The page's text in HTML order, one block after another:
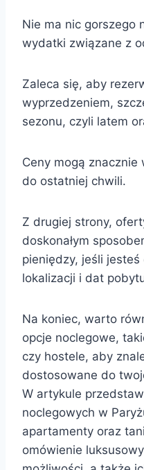
Nie ma nic gorszego
wydatki związane z
Zaleca się, aby
wyprzedzeniem,
sezonu, czyli latem
Ceny mogą znacznie
do ostatniej chwili.
Z drugiej strony,
doskonałym
pieniędzy, jeśli
lokalizacji i dat
Na koniec, warto
opcje noclegowe,
czy hostele, aby
dostosowane do
W artykule
noclegowych w
apartamenty oraz
omówienie